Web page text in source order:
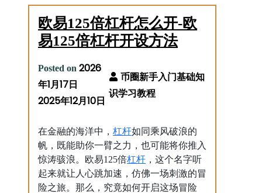
欧易125倍杠杆怎么开-欧
易125倍杠杆开设方法
Posted on 2026
年1月17日
2025年12月10日
在金融的海洋中， 杠杆如同乘风破浪的
帆，既能助你一臂之力，也可能将你推入
惊涛骇浪。欧易125倍杠杆 ，这个名字听
起来就让人心跳加速，仿佛一场刺激的冒
险之旅。那么，究竟如何开启这场冒险